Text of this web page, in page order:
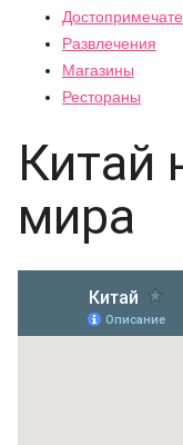
Развлечения
Магазины
Рестораны
Китай
мира